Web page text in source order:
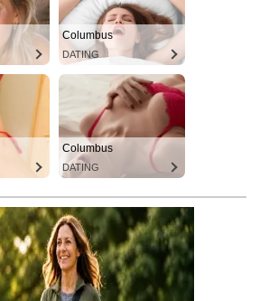
Columbus
DATING
Columbus
DATING